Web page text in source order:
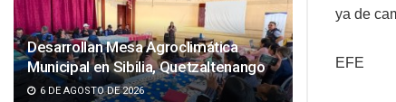
Desarrollan Mesa Agroclimática
Municipal en Sibilia, Quetzaltenango
6 DE AGOSTO DE 2026
ya de
EFE